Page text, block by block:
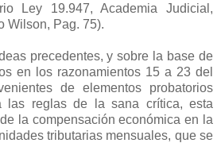
Ley 19.947, Academia Judicial,
Wilson, Pag. 75).
precedentes, y sobre la base de
en los razonamientos 15 a 23 del
de elementos probatorios
las reglas de la sana crítica, esta
la compensación económica en la
tributarias mensuales, que se